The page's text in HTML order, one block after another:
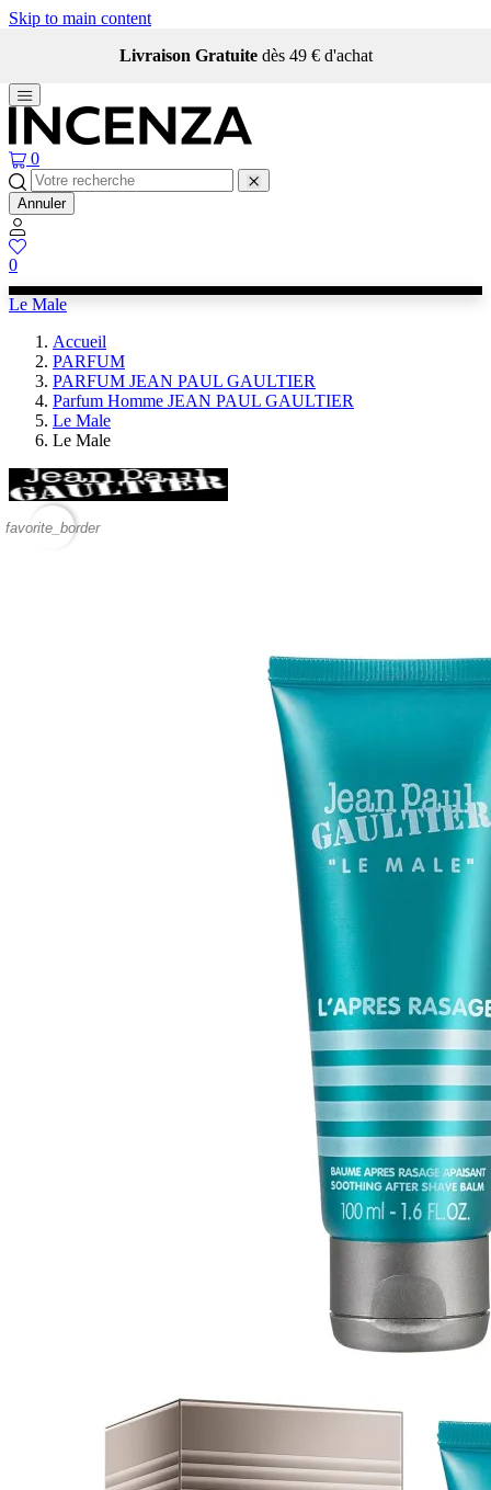
Skip to main content
Livraison Gratuite dès 49 € d'achat
0
Annuler
0
Le Male
Accueil
PARFUM
PARFUM JEAN PAUL GAULTIER
Parfum Homme JEAN PAUL GAULTIER
Le Male
Le Male
favorite_border